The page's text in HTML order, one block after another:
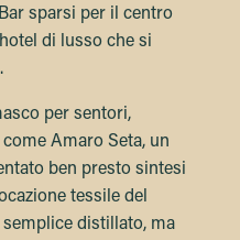
sparsi per il centro
di lusso che si
per sentori,
Amaro Seta, un
ben presto sintesi
tessile del
distillato, ma